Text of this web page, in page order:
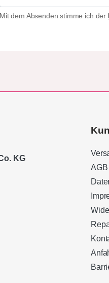
Mit dem Absenden stimme ich der
KG
AGB